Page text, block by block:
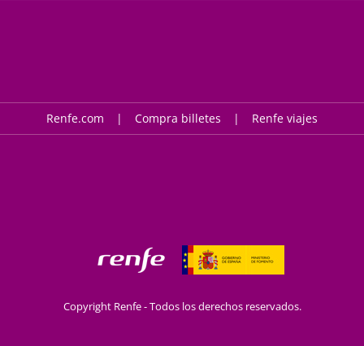
Renfe.com Compra billetes Renfe viajes
Copyright Renfe - Todos los derechos reservados.